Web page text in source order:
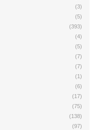
(3)
(5)
(393)
(4)
(5)
(7)
(7)
(1)
(6)
(17)
(75)
(138)
(97)